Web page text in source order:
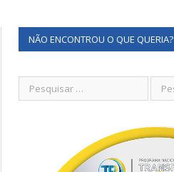
NÃO ENCONTROU O QUE QUERIA?